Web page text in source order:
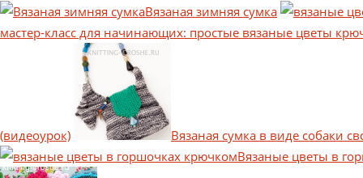
Вязаная зимняя сумка
мастер-класс для начинающих: простые вязаные цветы
(видеоурок)
Вязаная сумка в виде собаки
Вязаные цветы в